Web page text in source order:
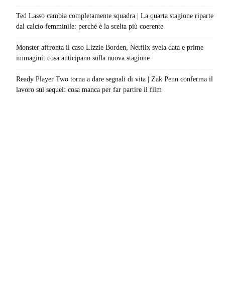
Ted Lasso cambia completamente squadra | La quarta stagione riparte
dal calcio femminile: perché è la scelta più coerente
Monster affronta il caso Lizzie Borden, Netflix svela data e prime
immagini: cosa anticipano sulla nuova stagione
Ready Player Two torna a dare segnali di vita | Zak Penn conferma il
lavoro sul sequel: cosa manca per far partire il film